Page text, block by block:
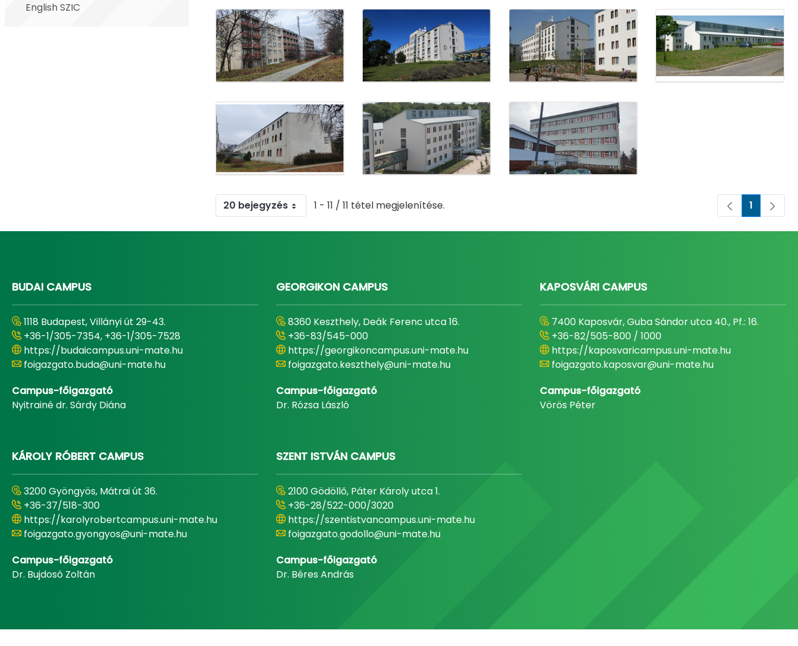
English SZIC
20 bejegyzés 1 - 11 / 11 tétel megjelenítése. Oldal
1
BUDAI CAMPUS
1118 Budapest, Villányi út 29-43.
+36-1/305-7354, +36-1/305-7528
https://budaicampus.uni-mate.hu
foigazgato.buda@uni-mate.hu
Campus-főigazgató
Nyitrainé dr. Sárdy Diána
GEORGIKON CAMPUS
8360 Keszthely, Deák Ferenc utca 16.
+36-83/545-000
https://georgikoncampus.uni-mate.hu
foigazgato.keszthely@uni-mate.hu
Campus-főigazgató
Dr. Rózsa László
KAPOSVÁRI CAMPUS
7400 Kaposvár, Guba Sándor utca 40., Pf.: 16.
+36-82/505-800 / 1000
https://kaposvaricampus.uni-mate.hu
foigazgato.kaposvar@uni-mate.hu
Campus-főigazgató
Vörös Péter
KÁROLY RÓBERT CAMPUS
3200 Gyöngyös, Mátrai út 36.
+36-37/518-300
https://karolyrobertcampus.uni-mate.hu
foigazgato.gyongyos@uni-mate.hu
Campus-főigazgató
Dr. Bujdosó Zoltán
SZENT ISTVÁN CAMPUS
2100 Gödöllő, Páter Károly utca 1.
+36-28/522-000/3020
https://szentistvancampus.uni-mate.hu
foigazgato.godollo@uni-mate.hu
Campus-főigazgató
Dr. Béres András